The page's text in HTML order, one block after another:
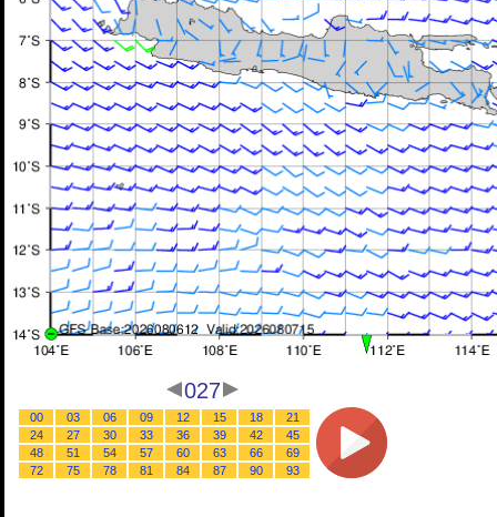
027
00 03 06 09 12 15 18
21
24
27 30 33 36 39 42
45
48
51 54 57 60 63 66
69
72
75 78 81 84 87 90 93